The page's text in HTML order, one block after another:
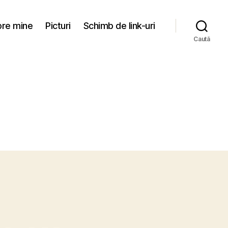
mine Picturi Schimb de link-uri
Caută